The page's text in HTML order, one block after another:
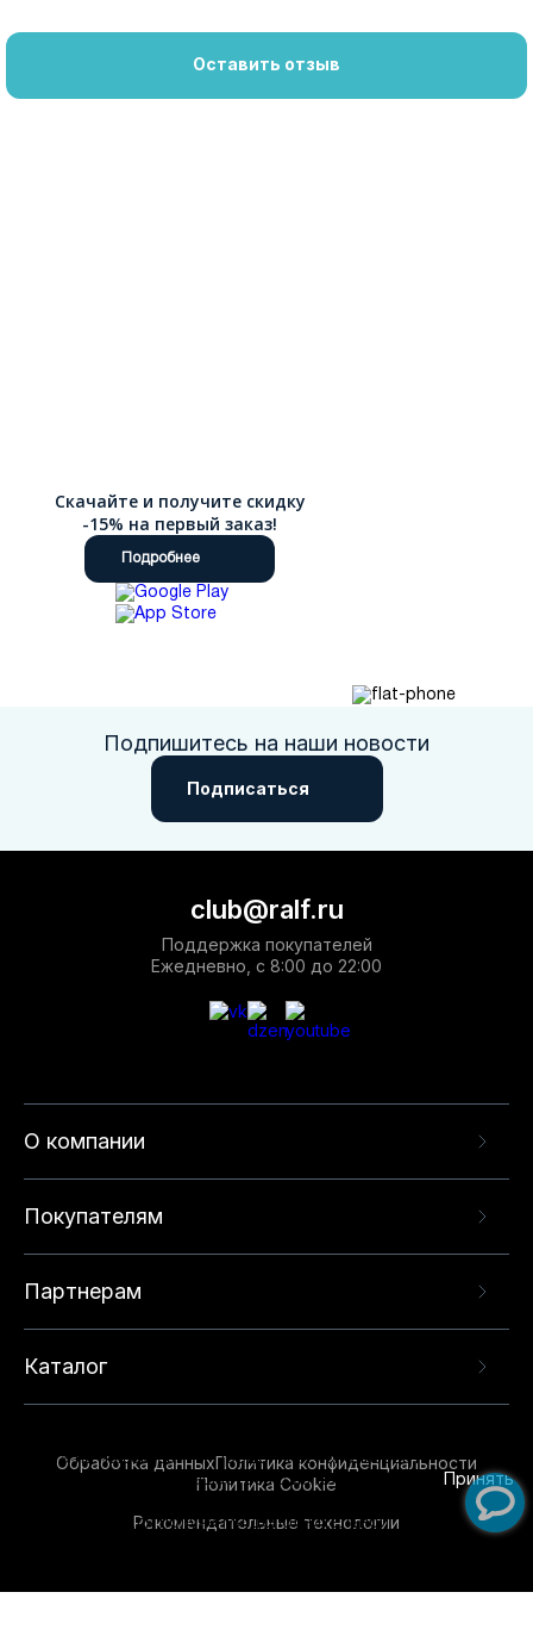
Оставить отзыв
Скачайте и получите скидку
-15% на первый заказ!
Подробнее
Подпишитесь на наши новости
Подписаться
О компании
Покупателям
Партнерам
Каталог
club@ralf.ru
Поддержка покупателей
Ежедневно, с 8:00 до 22:00
Обработка данныхПолитика конфиденциальности
Политика Cookie
Рекомендательные технологии
опыта на нашем сайте. Продолжая использовать
данный сайт, вы соглашаетесь с использованием
технологий. Для получения дополнительной
Принять